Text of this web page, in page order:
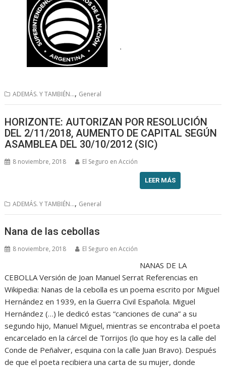
ADEMÁS. Y TAMBIÉN..., General
HORIZONTE: AUTORIZAN POR RESOLUCIÓN
DEL 2/11/2018, AUMENTO DE CAPITAL SEGÚN
ASAMBLEA DEL 30/10/2012 (SIC)
8 noviembre, 2018 El Seguro en Acción
LEER MÁS
ADEMÁS. Y TAMBIÉN..., General
Nana de las cebollas
8 noviembre, 2018 El Seguro en Acción
NANAS DE LA
CEBOLLA Versión de Joan Manuel Serrat Referencias en
Wikipedia: Nanas de la cebolla es un poema escrito por Miguel
Hernández en 1939, en la Guerra Civil Española. Miguel
Hernández (…) le dedicó estas “canciones de cuna” a su
segundo hijo, Manuel Miguel, mientras se encontraba el poeta
encarcelado en la cárcel de Torrijos (lo que hoy es la calle del
Conde de Peñalver, esquina con la calle Juan Bravo). Después
de que el poeta recibiera una carta de su mujer, donde